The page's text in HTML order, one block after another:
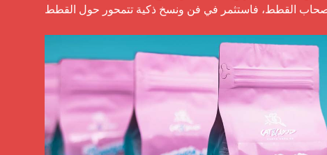
القطط، فاستثمر في فن ونسخ ذكية تتمحور حول القطط.